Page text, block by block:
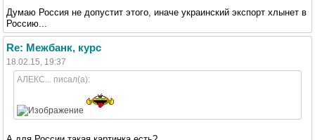
Думаю Россия не допустит этого, иначе украинский экспорт хлынет в
Россию...
Re: Межбанк, курс
18.02.15, 19:37
АЛЕКС... писал(а):